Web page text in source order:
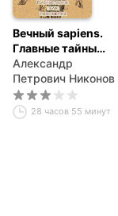
Вечный sapiens.
Главные тайны
тела и
бессмертия
Александр
Петрович Никонов
28 часов 55 минут